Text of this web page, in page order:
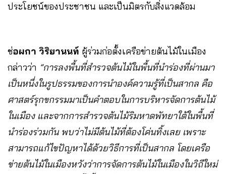
ประโยชน์ของประชาชน และเป็นมิตรกับสิ่งแวดล้อม
ช่อผกา วิริยานนท์ ผู้ร่วมก่อตั้งเครือข่ายต้นไม้ในเมือง
กล่าวว่า “การลงพื้นที่สำรวจต้นไม้ในพื้นที่นำร่องที่ผ่านมา
เป็นหนึ่งในรูปธรรมของการนำองค์ความรู้ที่เป็นสากล คือ
ศาสตร์รุกขกรรมมาเป็นคำตอบในการบริหารจัดการต้นไม้
ในเมือง และจากการสำรวจต้นไม้ริมหาดพัทยาใต้ในพื้นที่
นำร่องร่วมกัน พบว่าไม่มีต้นไม้ที่ต้องโค่นทิ้งเลย เพราะ
สามารถแก้ไขปัญหาได้ด้วยวิธีการที่เป็นสากล โดยเครือ
ข่ายต้นไม้ในเมืองหวังว่าการจัดการต้นไม้ในเมืองในวิถีใหม่